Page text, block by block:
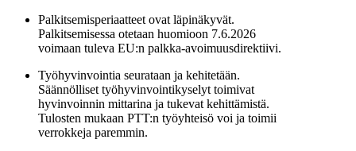
Palkitsemisperiaatteet ovat läpinäkyvät.
Palkitsemisessa otetaan huomioon 7.6.2026
voimaan tuleva EU:n palkka-avoimuusdirektiivi.
Työhyvinvointia seurataan ja kehitetään.
Säännölliset työhyvinvointikyselyt toimivat
hyvinvoinnin mittarina ja tukevat kehittämistä.
Tulosten mukaan PTT:n työyhteisö voi ja toimii
verrokkeja paremmin.